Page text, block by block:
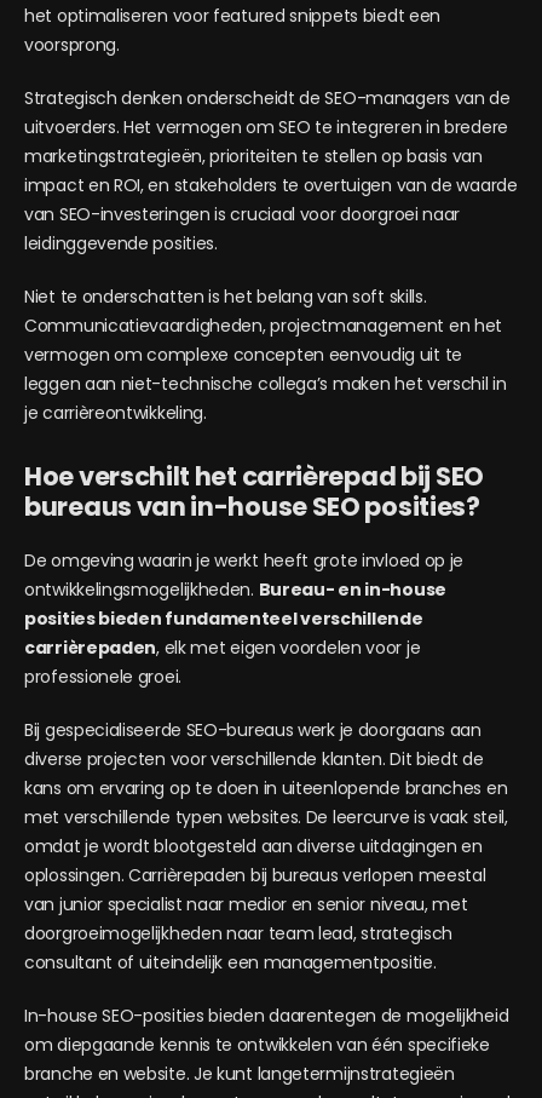
het optimaliseren voor featured snippets biedt een
voorsprong.
Strategisch denken onderscheidt de SEO-managers van de
uitvoerders. Het vermogen om SEO te integreren in bredere
marketingstrategieën, prioriteiten te stellen op basis van
impact en ROI, en stakeholders te overtuigen van de waarde
van SEO-investeringen is cruciaal voor doorgroei naar
leidinggevende posities.
Niet te onderschatten is het belang van soft skills.
Communicatievaardigheden, projectmanagement en het
vermogen om complexe concepten eenvoudig uit te
leggen aan niet-technische collega’s maken het verschil in
je carrièreontwikkeling.
Hoe verschilt het carrièrepad bij SEO
bureaus van in-house SEO posities?
De omgeving waarin je werkt heeft grote invloed op je
ontwikkelingsmogelijkheden. Bureau- en in-house
posities bieden fundamenteel verschillende
carrièrepaden, elk met eigen voordelen voor je
professionele groei.
Bij gespecialiseerde SEO-bureaus werk je doorgaans aan
diverse projecten voor verschillende klanten. Dit biedt de
kans om ervaring op te doen in uiteenlopende branches en
met verschillende typen websites. De leercurve is vaak steil,
omdat je wordt blootgesteld aan diverse uitdagingen en
oplossingen. Carrièrepaden bij bureaus verlopen meestal
van junior specialist naar medior en senior niveau, met
doorgroeimogelijkheden naar team lead, strategisch
consultant of uiteindelijk een managementpositie.
In-house SEO-posities bieden daarentegen de mogelijkheid
om diepgaande kennis te ontwikkelen van één specifieke
branche en website. Je kunt langetermijnstrategieën